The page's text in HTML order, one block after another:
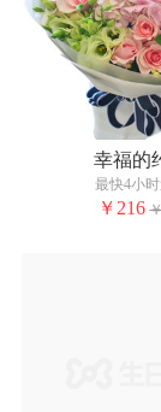
幸福的
最快4小
￥216